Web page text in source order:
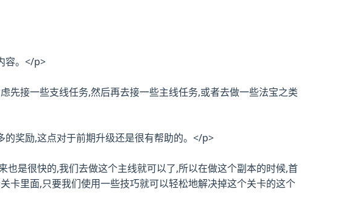
容。</p>
先接一些支线任务,然后再去接一些主线任务,或者去做一些法宝之类
奖励,这点对于前期升级还是很有帮助的。</p>
是很快的,我们去做这个主线就可以了,所以在做这个副本的时候,首
卡里面,只要我们使用一些技巧就可以轻松地解决掉这个关卡的这个